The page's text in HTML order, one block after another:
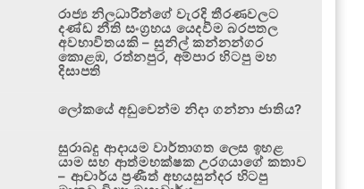
රාජ්‍ය නිලධාරීන්ගේ වැරදි තීරණවලට
දණ්ඩ නීති සංග්‍රහය යෙදවීම බරපතල
අවභාවිතයකි – සුනිල් කන්නන්ගර
කොළඹ, රත්නපුර, අම්පාර හිටපු මහ
දිසාපති
ලෝකයේ අඩුවෙන්ම නිදා ගන්නා ජාතිය?
සුරාබදු ආදායම වාර්තාගත ලෙස ඉහළ
යාම සහ ආත්මභක්ෂක උරගයාගේ කතාව
– ආචාර්ය ප්‍රණීත් අභයසුන්දර හිටපු